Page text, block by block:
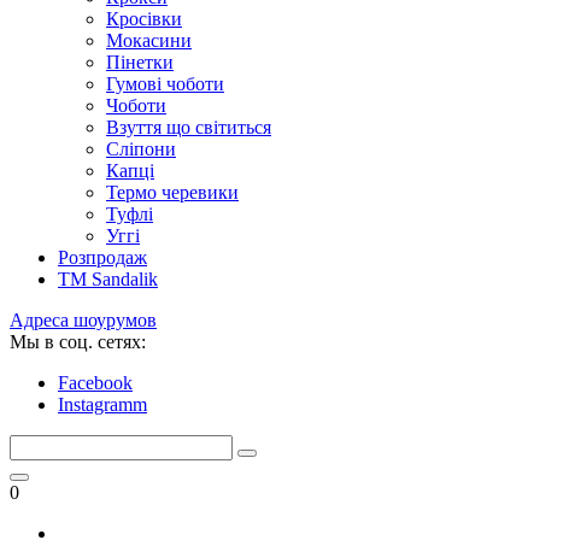
Кросівки
Мокасини
Пінетки
Гумові чоботи
Чоботи
Взуття що світиться
Сліпони
Капці
Термо черевики
Туфлі
Уггі
Розпродаж
TM Sandalik
Адреса шоурумов
Мы в соц. сетях:
Facebook
Instagramm
0